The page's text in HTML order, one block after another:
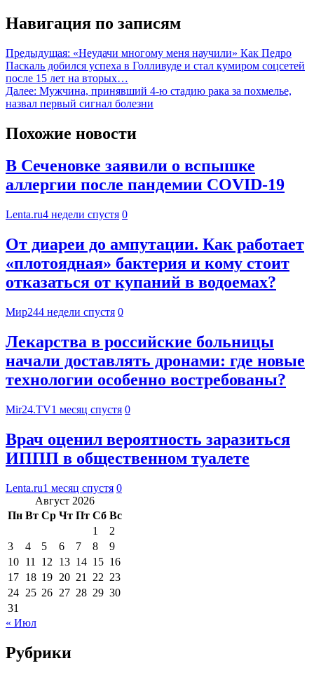
Навигация по записям
Предыдущая: «Неудачи многому меня научили» Как Педро
Паскаль добился успеха в Голливуде и стал кумиром соцсетей
после 15 лет на вторых…
Далее: Мужчина, принявший 4-ю стадию рака за похмелье,
назвал первый сигнал болезни
Похожие новости
В Сеченовке заявили о вспышке
аллергии после пандемии COVID-19
Lenta.ru4 недели спустя 0
От диареи до ампутации. Как работает
«плотоядная» бактерия и кому стоит
отказаться от купаний в водоемах?
Мир244 недели спустя 0
Лекарства в российские больницы
начали доставлять дронами: где новые
технологии особенно востребованы?
Mir24.TV1 месяц спустя 0
Врач оценил вероятность заразиться
ИППП в общественном туалете
Lenta.ru1 месяц спустя 0
Август 2026
Пн Вт Ср Чт Пт Сб Вс
1
2
3
4 5 6 7 8
9
10 11 12 13 14 15 16
17 18 19 20 21 22 23
24 25 26 27 28 29 30
31
« Июл
Рубрики